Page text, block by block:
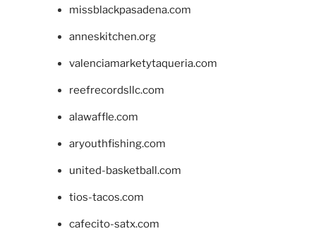
missblackpasadena.com
anneskitchen.org
valenciamarketytaqueria.com
reefrecordsllc.com
alawaffle.com
aryouthfishing.com
united-basketball.com
tios-tacos.com
cafecito-satx.com